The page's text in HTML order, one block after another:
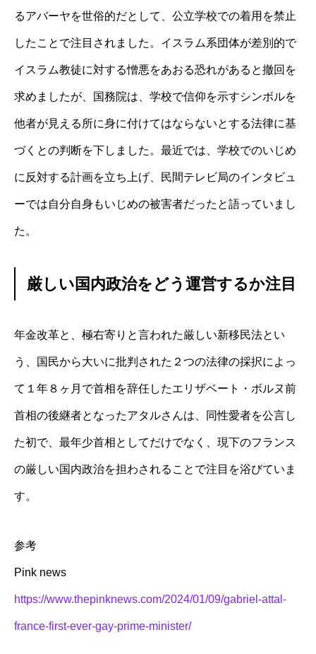
るアバーヤを世俗的だとして、公立学校での着用を禁止
したことで注目されました。イスラム系団体が差別的で
イスラム教徒に対する憎悪をあおる恐れがあると撤回を
求めましたが、国務院は、学校で信仰を示すシンボルを
他者が見える所に身に付けてはならないとする法律に基
づくとの判断を下しました。最近では、学校でのいじめ
に反対する計画を立ち上げ、民間テレビ局のインタビュ
ーでは自分自身もいじめの被害者だったと語っていまし
た。
厳しい国内政治をどう運営するか注目
年金改革と、極右寄りと言われた厳しい新移民法とい
う、国民から大いに批判された２つの法律の採択によっ
て１年８ヶ月で首相を辞任したエリザベート・ボルヌ前
首相の後継者となったアタルさんは、同性愛者を公言し
た初で、最年少首相としてだけでなく、現下のフランス
の厳しい国内政治を担わされることで注目を浴びていま
す。
参考
Pink news
https://www.thepinknews.com/2024/01/09/gabriel-attal-
france-first-ever-gay-prime-minister/